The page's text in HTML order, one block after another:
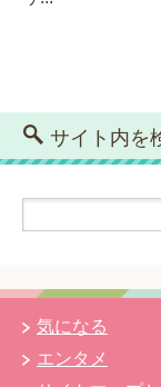
サイト内を
気になる
エンタメ